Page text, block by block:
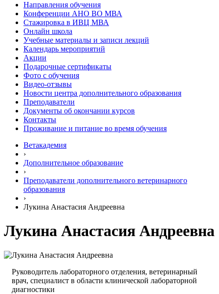
Направления обучения
Конференции АНО ВО МВА
Стажировка в ИВЦ МВА
Онлайн школа
Учебные материалы и записи лекций
Календарь мероприятий
Акции
Подарочные сертификаты
Фото с обучения
Видео-отзывы
Новости центра дополнительного образования
Преподаватели
Документы об окончании курсов
Контакты
Проживание и питание во время обучения
Ветакадемия
›
Дополнительное образование
›
Преподаватели дополнительного ветеринарного
образования
›
Лукина Анастасия Андреевна
Лукина Анастасия Андреевна
Руководитель лабораторного отделения, ветеринарный
врач, специалист в области клинической лабораторной
диагностики